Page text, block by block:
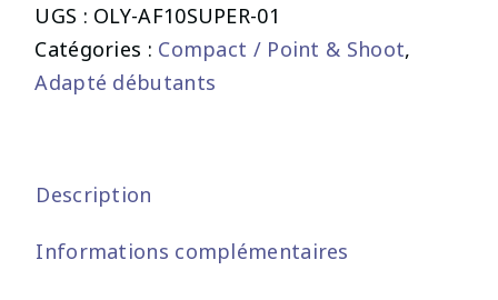
UGS : OLY-AF10SUPER-01
Catégories : Compact / Point & Shoot,
Adapté débutants
Description
Informations complémentaires